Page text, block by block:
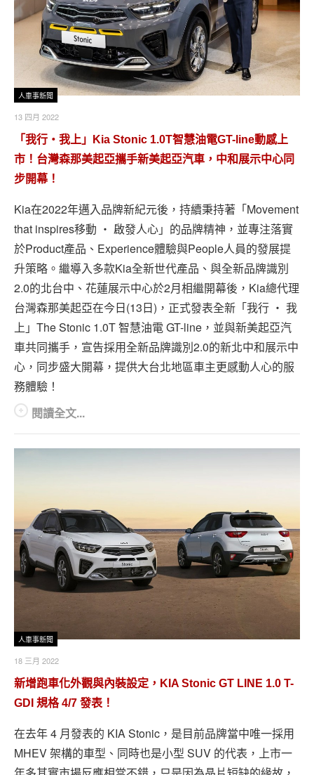
人車事新聞
13 四月 2022
「我行‧我上」Kia Stonic 1.0T智慧油電GT-line動感上
市！台灣森那美起亞攜手新美起亞汽車，中和展示中心同
步開幕！
Kia在2022年邁入品牌新紀元後，持續秉持著「Movement
that inspires移動 ‧ 啟發人心」的品牌精神，並專注落實
於Product產品、Experience體驗與People人員的發展提
升策略。繼導入多款Kia全新世代產品、與全新品牌識別
2.0的北台中、花蓮展示中心於2月相繼開幕後，Kia總代理
台灣森那美起亞在今日(13日)，正式發表全新「我行 ‧ 我
上」The Stonic 1.0T 智慧油電 GT-line，並與新美起亞汽
車共同攜手，宣告採用全新品牌識別2.0的新北中和展示中
心，同步盛大開幕，提供大台北地區車主更感動人心的服
務體驗！
閱讀全文...
人車事新聞
18 三月 2022
新增跑車化外觀與內裝設定，KIA Stonic GT LINE 1.0 T-
GDI 規格 4/7 發表！
在去年 4 月發表的 KIA Stonic，是目前品牌當中唯一採用
MHEV 架構的車型、同時也是小型 SUV 的代表，上市一